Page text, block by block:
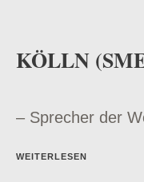
KÖLLN
– Sprecher der
WEITERLESEN